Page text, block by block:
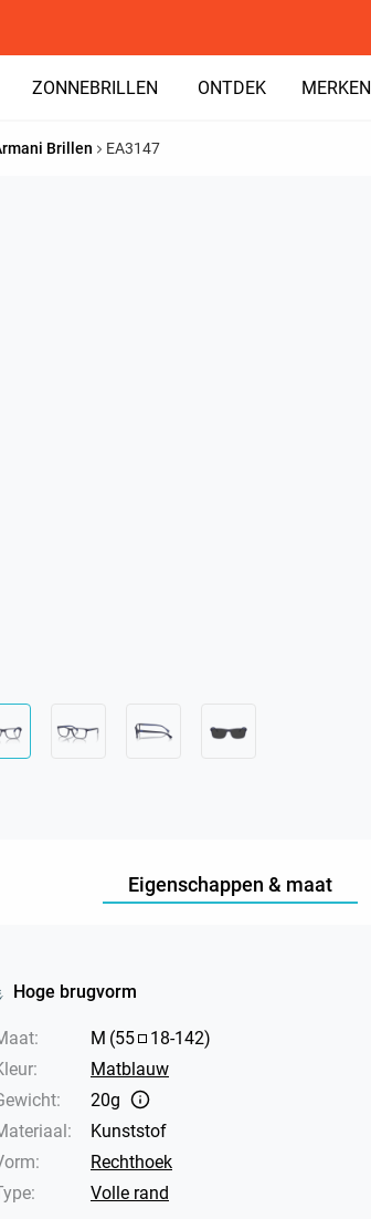
ZONNEBRILLEN ONTDEK MERKEN
Brillen EA3147
Eigenschappen & maat
Hoge brugvorm
: M (55 18-142)
:
Matblauw
:
20g
:
Kunststof
:
Rechthoek
:
Volle rand